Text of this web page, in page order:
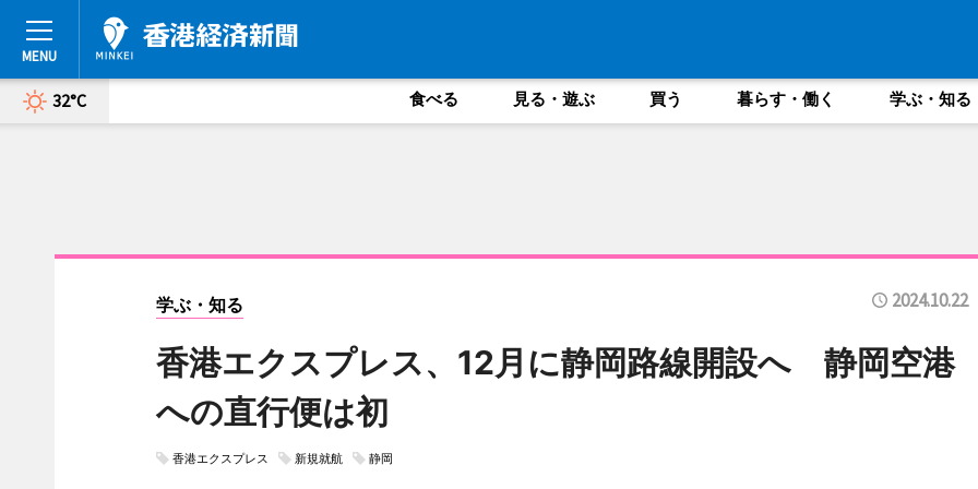
32°C 食べる 見る・遊ぶ 買う 暮らす・働く 学ぶ・知る
学ぶ・知る 2024.10.22
香港エクスプレス、12月に静岡路線開設へ 静岡空港
への直行便は初
香港エクスプレス 新規就航 静岡